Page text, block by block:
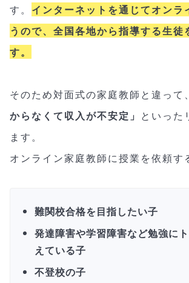
す。 インターネットを通じてオンラ
うので、全国各地から指導する生徒
す。
そのため対面式の家庭教師と違って、
からなくて収入が不安定」 といった
ます。
オンライン家庭教師に授業を依頼す
難関校合格を目指したい子
発達障害や学習障害など勉強に
えている子
不登校の子